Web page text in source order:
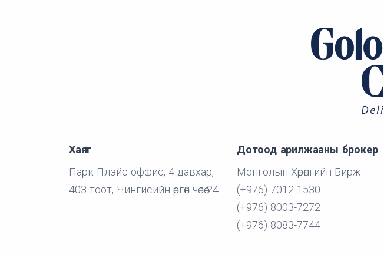
Хаяг
Парк Плэйс оффис, 4 давхар,
403 тоот, Чингисийн өргөн чөлөө-24
Дотоод арилжааны брокер
Монголын Хөрөнгийн Бирж
(+976) 7012-1530
(+976) 8003-7272
(+976) 8083-7744